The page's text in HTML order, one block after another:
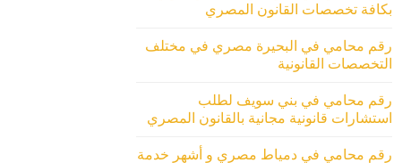
بكافة تخصصات القانون المصري
رقم محامي في البحيرة مصري في مختلف
التخصصات القانونية
رقم محامي في بني سويف لطلب
استشارات قانونية مجانية بالقانون المصري
رقم محامي في دمياط مصري و أشهر خدمة